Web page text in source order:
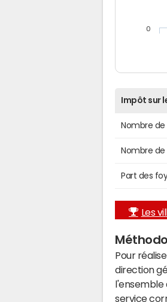
0
Impôt sur
Nombre
Nombre
Part des
Les
Pour
direction
l'ensemble
service